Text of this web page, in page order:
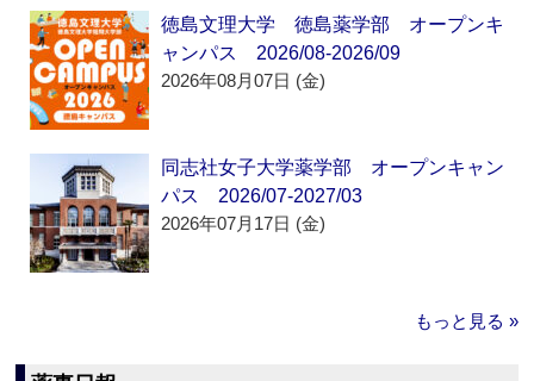
徳島文理大学 徳島薬学部 オープンキ
ャンパス 2026/08-2026/09
2026年08月07日 (金)
同志社女子大学薬学部 オープンキャン
パス 2026/07-2027/03
2026年07月17日 (金)
もっと見る »